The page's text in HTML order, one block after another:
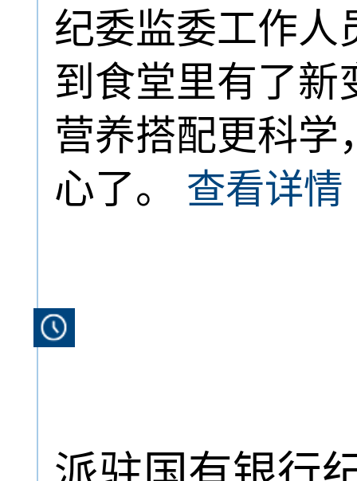
纪委监委工作人
到食堂里有了新
营养搭配更科学
心了。 查看详情